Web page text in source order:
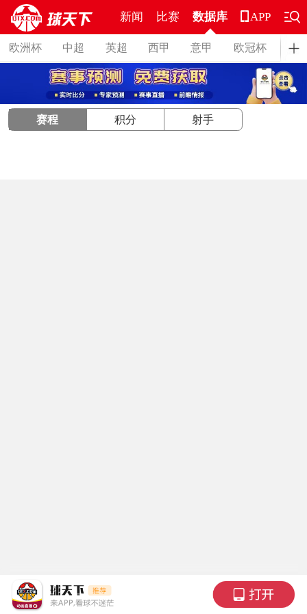
新闻 比赛 数据库
欧洲杯 中超 英超 西甲 意甲 欧冠杯 德
APP
赛程 积分 射手